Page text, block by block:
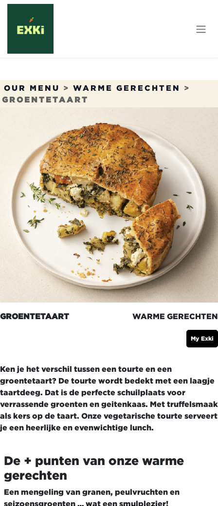
Overslaan naar inhoud
OUR MENU > WARME GERECHTEN >
GROENTETAART
GROENTETAART WARME GERECHTEN
My Exki
Ken je het verschil tussen een tourte en een
groentetaart? De tourte wordt bedekt met een laagje
taartdeeg. Dat is de perfecte schuilplaats voor
verrassende groenten en geitenkaas. Met truffelsmaak
als kers op de taart. Onze vegetarische tourte serveert
je een heerlijke en evenwichtige lunch.
De + punten van onze warme
gerechten
Een mengeling van granen, peulvruchten en
seizoensgroenten … wat een smulplezier!